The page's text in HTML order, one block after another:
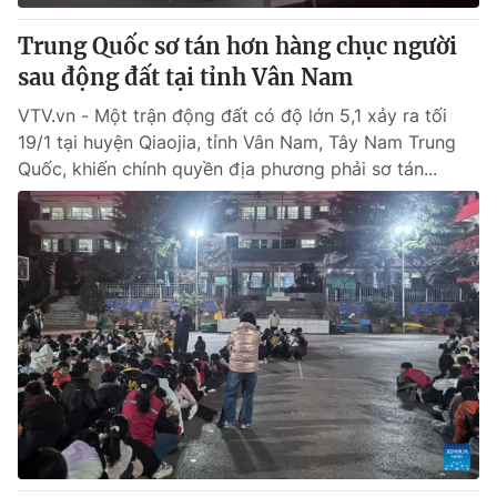
Trung Quốc sơ tán hơn hàng chục người
sau động đất tại tỉnh Vân Nam
VTV.vn - Một trận động đất có độ lớn 5,1 xảy ra tối
19/1 tại huyện Qiaojia, tỉnh Vân Nam, Tây Nam Trung
Quốc, khiến chính quyền địa phương phải sơ tán...